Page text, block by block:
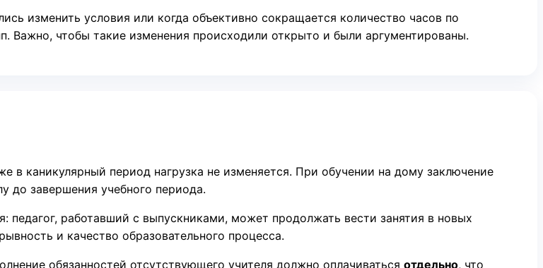
изменить условия или когда объективно сокращается количество часов по
Важно, чтобы такие изменения происходили открыто и были аргументированы.
в каникулярный период нагрузка не изменяется. При обучении на дому заключение
до завершения учебного периода.
педагог, работавший с выпускниками, может продолжать вести занятия в новых
и качество образовательного процесса.
обязанностей отсутствующего учителя должно оплачиваться отдельно, что